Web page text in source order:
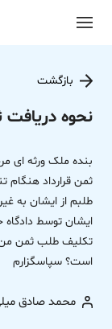
بازگشت
نحوه
بنده ملک ورثه ای
ثمن‌ قرارداد
طلبم از ایشان به
ایشان توسط دادگاه
تکلیف طلب ثمن‌ من
است؟ سپاسگزارم
محمد صادق